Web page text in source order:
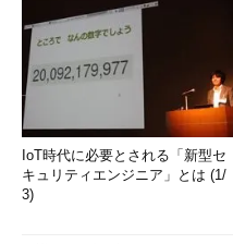
IoT時代に必要とされる「新型セ
キュリティエンジニア」とは (1/
3)